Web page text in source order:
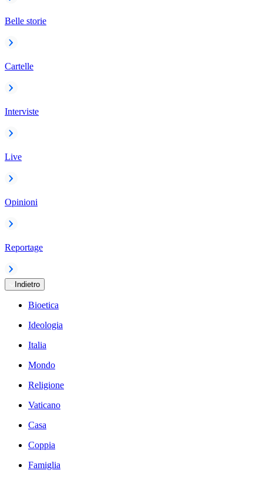
Belle storie
Cartelle
Interviste
Live
Opinioni
Reportage
Indietro
Bioetica
Ideologia
Italia
Mondo
Religione
Vaticano
Casa
Coppia
Famiglia